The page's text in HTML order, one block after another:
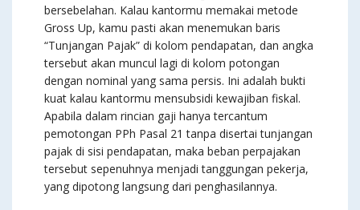
bersebelahan. Kalau kantormu memakai metode
Gross Up, kamu pasti akan menemukan baris
“Tunjangan Pajak” di kolom pendapatan, dan angka
tersebut akan muncul lagi di kolom potongan
dengan nominal yang sama persis. Ini adalah bukti
kuat kalau kantormu mensubsidi kewajiban fiskal.
Apabila dalam rincian gaji hanya tercantum
pemotongan PPh Pasal 21 tanpa disertai tunjangan
pajak di sisi pendapatan, maka beban perpajakan
tersebut sepenuhnya menjadi tanggungan pekerja,
yang dipotong langsung dari penghasilannya.